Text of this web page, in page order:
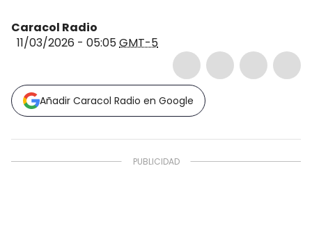
Caracol Radio
11/03/2026 - 05:05GMT-5
Añadir Caracol Radio en Google